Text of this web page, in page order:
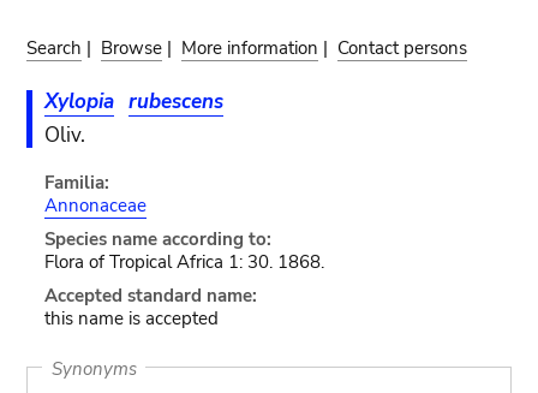
Search | Browse | More information | Contact persons
Xylopia rubescens
Oliv.
Familia:
Annonaceae
Species name according to:
Flora of Tropical Africa 1: 30. 1868.
Accepted standard name:
this name is accepted
Synonyms